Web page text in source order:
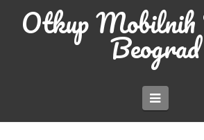
Otkup Mobilnih
Beograd